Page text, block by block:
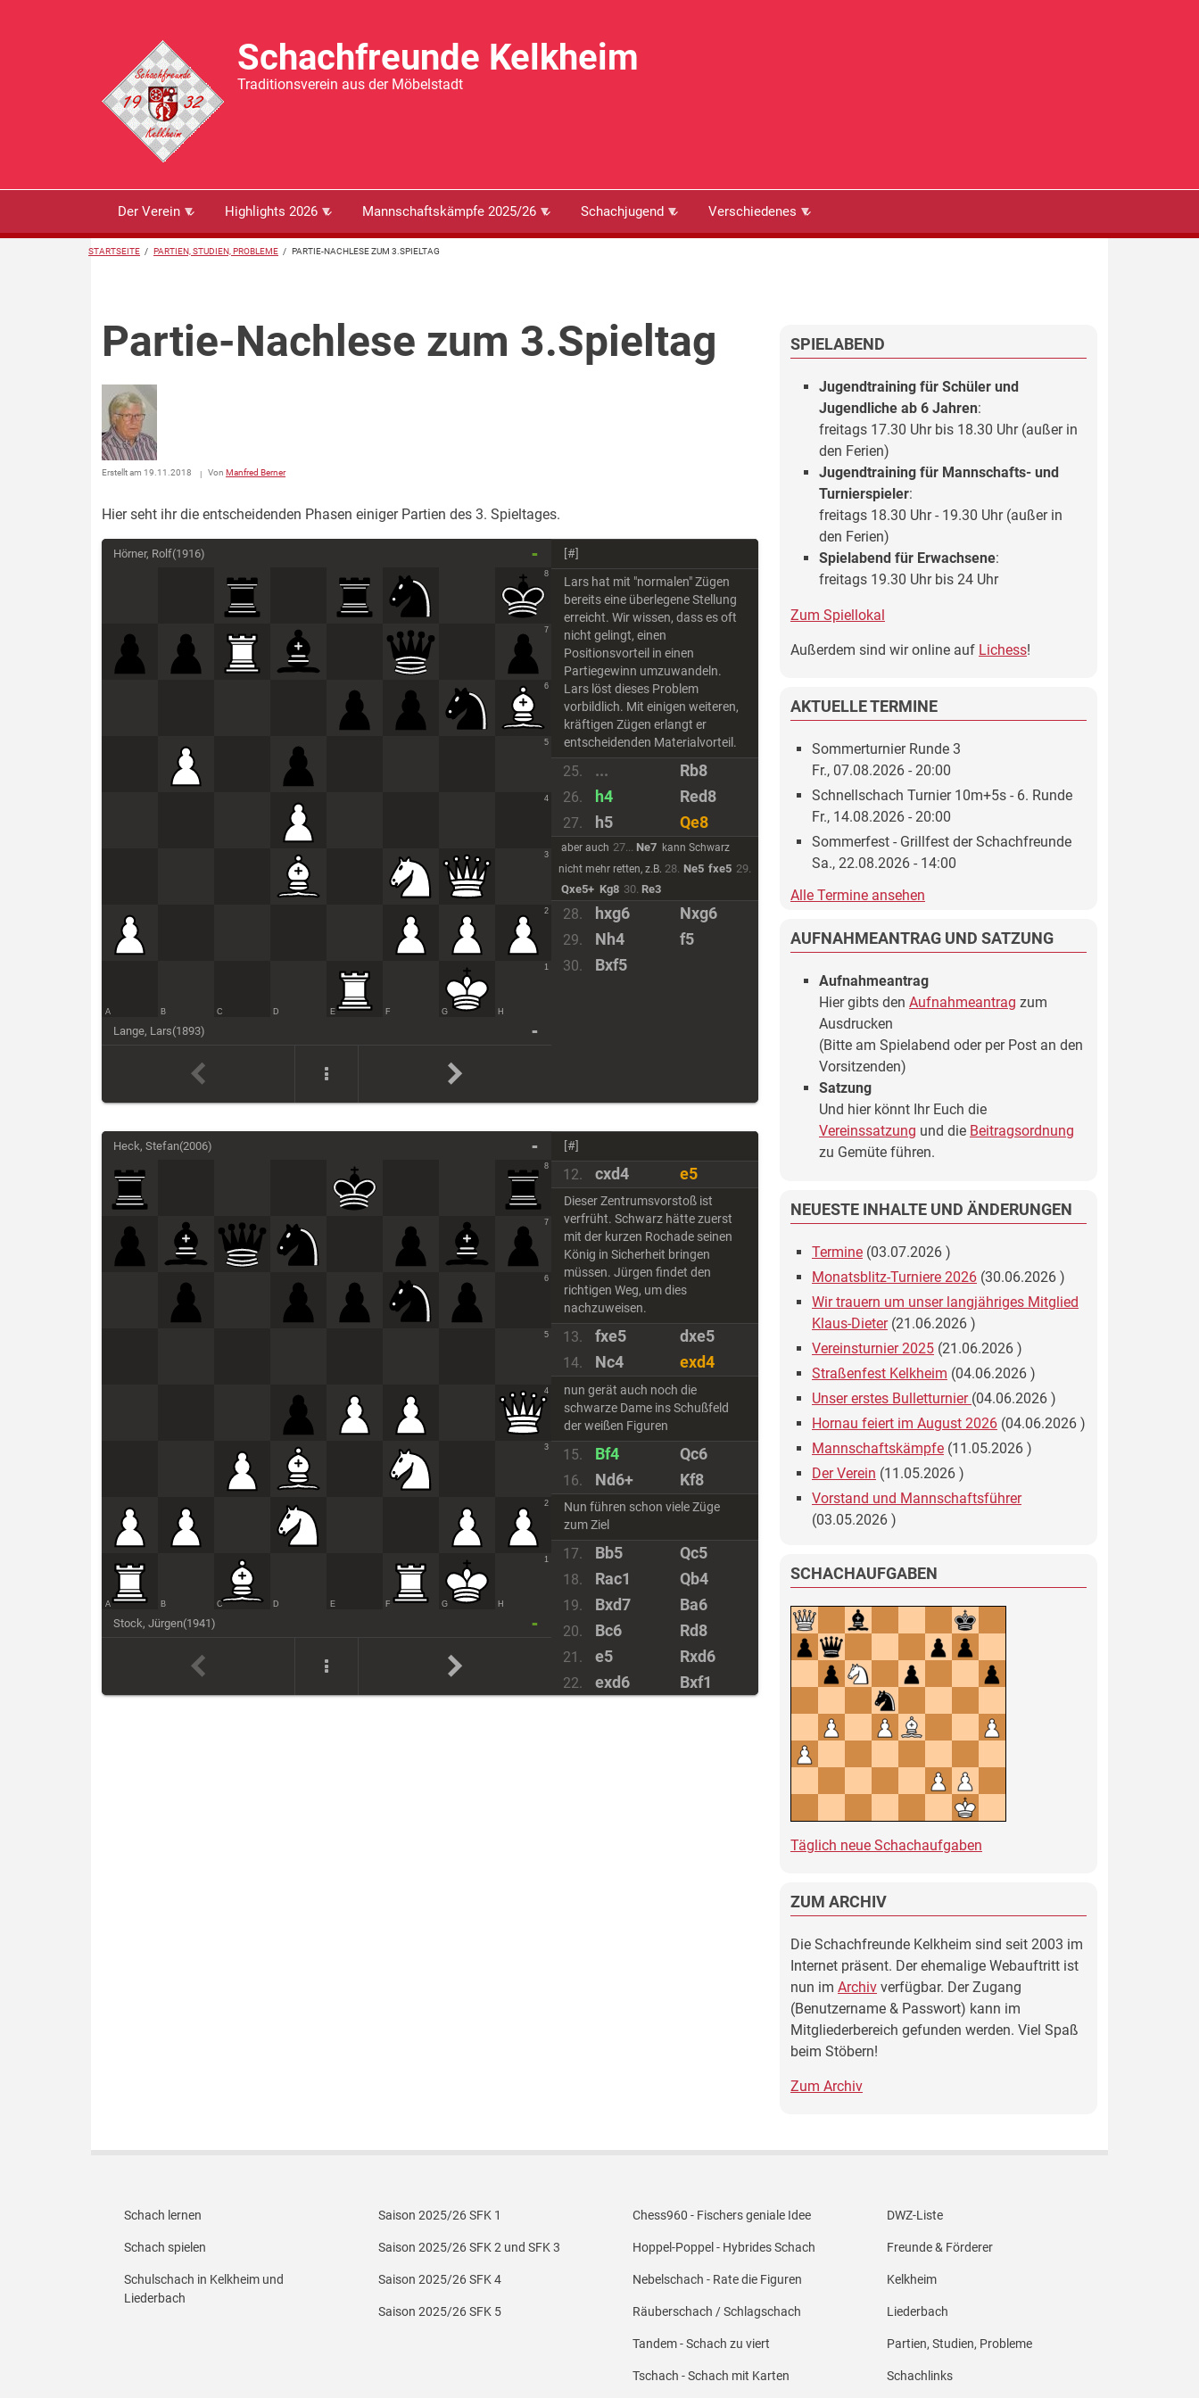
Schachfreunde Kelkheim
Traditionsverein aus der Möbelstadt
Der Verein Highlights 2026 Mannschaftskämpfe 2025/26 Schachjugend Verschiedenes
PFADNAVIGATION
STARTSEITE / PARTIEN, STUDIEN, PROBLEME / PARTIE-NACHLESE ZUM 3.SPIELTAG
Partie-Nachlese zum 3.Spieltag
Erstellt am 19.11.2018 Von Manfred Berner
Hier seht ihr die entscheidenden Phasen einiger Partien des 3. Spieltages.
Hörner, Rolf(1916) -
1
2
3
4
5
6
7
8
A B C D E F G H
Lange, Lars(1893) -
[#]
Lars hat mit "normalen" Zügen
bereits eine überlegene Stellung
erreicht. Wir wissen, dass es oft
nicht gelingt, einen
Positionsvorteil in einen
Partiegewinn umzuwandeln.
Lars löst dieses Problem
vorbildlich. Mit einigen weiteren,
kräftigen Zügen erlangt er
entscheidenden Materialvorteil.
25. ... Rb8
26. h4 Red8
27. h5 Qe8
aber auch 27... Ne7 kann Schwarz
nicht mehr retten, z.B. 28 Ne5 fxe5 29
Qxe5+ Kg8 30. Re3
28. hxg6 Nxg6
29. Nh4 f5
30. Bxf5
Heck, Stefan(2006) -
1
2
3
4
5
6
7
8
A B C D E F G H
Stock, Jürgen(1941) -
[#]
12. cxd4 e5
Dieser Zentrumsvorstoß ist
verfrüht. Schwarz hätte zuerst
mit der kurzen Rochade seinen
König in Sicherheit bringen
müssen. Jürgen findet den
richtigen Weg, um dies
nachzuweisen.
13. fxe5 dxe5
14. Nc4 exd4
nun gerät auch noch die
schwarze Dame ins Schußfeld
der weißen Figuren
15. Bf4 Qc6
16. Nd6+ Kf8
Nun führen schon viele Züge
zum Ziel
17. Bb5 Qc5
18. Rac1 Qb4
19. Bxd7 Ba6
20. Bc6 Rd8
21. e5 Rxd6
22. exd6 Bxf1
SPIELABEND
Jugendtraining für Schüler und
Jugendliche ab 6 Jahren:
freitags 17.30 Uhr bis 18.30 Uhr (außer in
den Ferien)
Jugendtraining für Mannschafts- und
Turnierspieler:
freitags 18.30 Uhr - 19.30 Uhr (außer in
den Ferien)
Spielabend für Erwachsene:
freitags 19.30 Uhr bis 24 Uhr
Zum Spiellokal
Außerdem sind wir online auf Lichess!
AKTUELLE TERMINE
Sommerturnier Runde 3
Fr., 07.08.2026 - 20:00
Schnellschach Turnier 10m+5s - 6. Runde
Fr., 14.08.2026 - 20:00
Sommerfest - Grillfest der Schachfreunde
Sa., 22.08.2026 - 14:00
Alle Termine ansehen
AUFNAHMEANTRAG UND SATZUNG
Aufnahmeantrag
Hier gibts den Aufnahmeantrag zum
Ausdrucken
(Bitte am Spielabend oder per Post an den
Vorsitzenden)
Satzung
Und hier könnt Ihr Euch die
Vereinssatzung und die Beitragsordnung
zu Gemüte führen.
NEUESTE INHALTE UND ÄNDERUNGEN
Termine (03.07.2026 )
Monatsblitz-Turniere 2026 (30.06.2026 )
Wir trauern um unser langjähriges Mitglied
Klaus-Dieter(21.06.2026 )
Vereinsturnier 2025 (21.06.2026 )
Straßenfest Kelkheim (04.06.2026 )
Unser erstes Bulletturnier (04.06.2026 )
Hornau feiert im August 2026 (04.06.2026 )
Mannschaftskämpfe (11.05.2026 )
Der Verein (11.05.2026 )
Vorstand und Mannschaftsführer
(03.05.2026 )
SCHACHAUFGABEN
Täglich neue Schachaufgaben
ZUM ARCHIV
Die Schachfreunde Kelkheim sind seit 2003 im
Internet präsent. Der ehemalige Webauftritt ist
nun im Archiv verfügbar. Der Zugang
(Benutzername & Passwort) kann im
Mitgliederbereich gefunden werden. Viel Spaß
beim Stöbern!
Zum Archiv
Footer Menü 1
Schach lernen
Schach spielen
Schulschach in Kelkheim und
Liederbach
Footer Menü 2
Saison 2025/26 SFK 1
Saison 2025/26 SFK 2 und SFK 3
Saison 2025/26 SFK 4
Saison 2025/26 SFK 5
Footer Menü 3
Chess960 - Fischers geniale Idee
Hoppel-Poppel - Hybrides Schach
Nebelschach - Rate die Figuren
Räuberschach / Schlagschach
Tandem - Schach zu viert
Tschach - Schach mit Karten
Footer Menü 4
DWZ-Liste
Freunde & Förderer
Kelkheim
Liederbach
Partien, Studien, Probleme
Schachlinks